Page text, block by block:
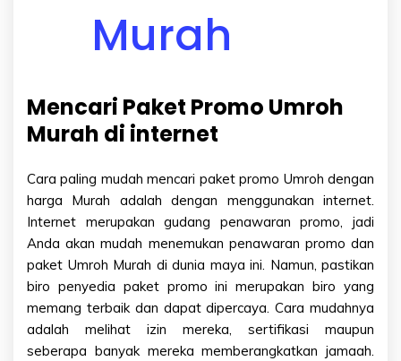
Mencari Paket Promo Umroh
Murah di internet
Cara paling mudah mencari paket promo Umroh dengan
harga Murah adalah dengan menggunakan internet.
Internet merupakan gudang penawaran promo, jadi
Anda akan mudah menemukan penawaran promo dan
paket Umroh Murah di dunia maya ini. Namun, pastikan
biro penyedia paket promo ini merupakan biro yang
memang terbaik dan dapat dipercaya. Cara mudahnya
adalah melihat izin mereka, sertifikasi maupun
seberapa banyak mereka memberangkatkan jamaah.